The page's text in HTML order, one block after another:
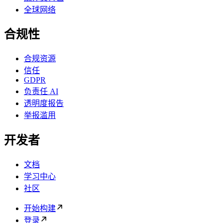
全球网络
合规性
合规资源
信任
GDPR
负责任 AI
透明度报告
举报滥用
开发者
文档
学习中心
社区
开始构建
登录